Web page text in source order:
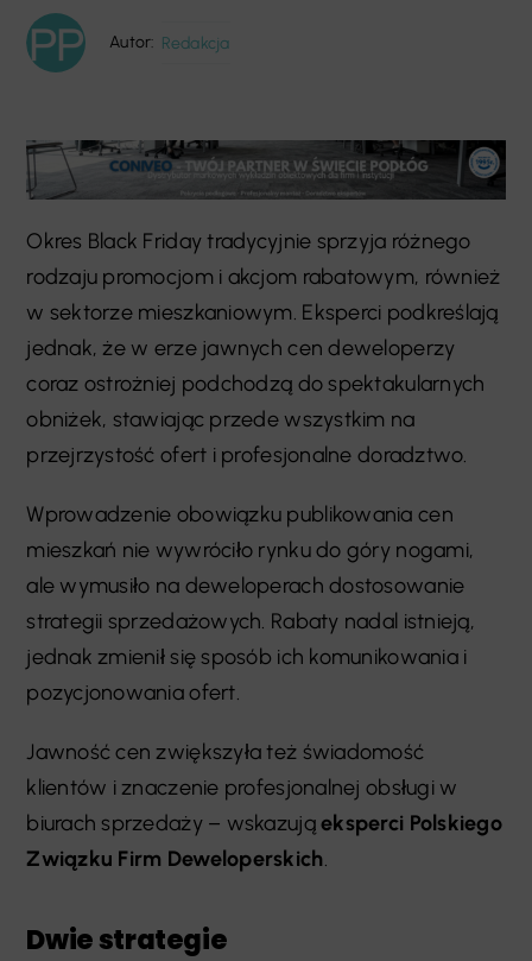
Autor: Redakcja
Okres Black Friday tradycyjnie sprzyja różnego
rodzaju promocjom i akcjom rabatowym, również
w sektorze mieszkaniowym. Eksperci podkreślają
jednak, że w erze jawnych cen deweloperzy
coraz ostrożniej podchodzą do spektakularnych
obniżek, stawiając przede wszystkim na
przejrzystość ofert i profesjonalne doradztwo.
Wprowadzenie obowiązku publikowania cen
mieszkań nie wywróciło rynku do góry nogami,
ale wymusiło na deweloperach dostosowanie
strategii sprzedażowych. Rabaty nadal istnieją,
jednak zmienił się sposób ich komunikowania i
pozycjonowania ofert.
Jawność cen zwiększyła też świadomość
klientów i znaczenie profesjonalnej obsługi w
biurach sprzedaży – wskazująeksperci Polskiego
Związku Firm Deweloperskich.
Dwie strategie